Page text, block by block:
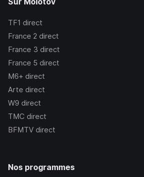
TF1 direct
France 2 direct
France 3 direct
France 5 direct
M6+ direct
Arte direct
W9 direct
TMC direct
BFMTV direct
Nos programmes